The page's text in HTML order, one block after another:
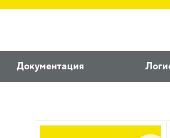
Документация